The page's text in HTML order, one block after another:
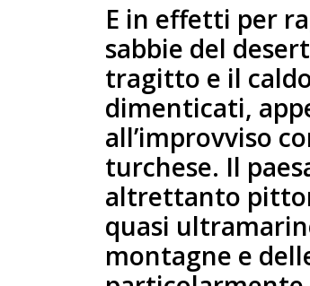
E in effetti per
sabbie del
tragitto e il
dimenticati,
all’improvviso
turchese. Il
altrettanto
quasi
montagne e